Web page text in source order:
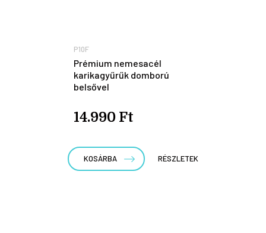
P10F
Prémium nemesacél
karikagyűrűk domború
belsővel
14.990 Ft
KOSÁRBA RÉSZLETEK